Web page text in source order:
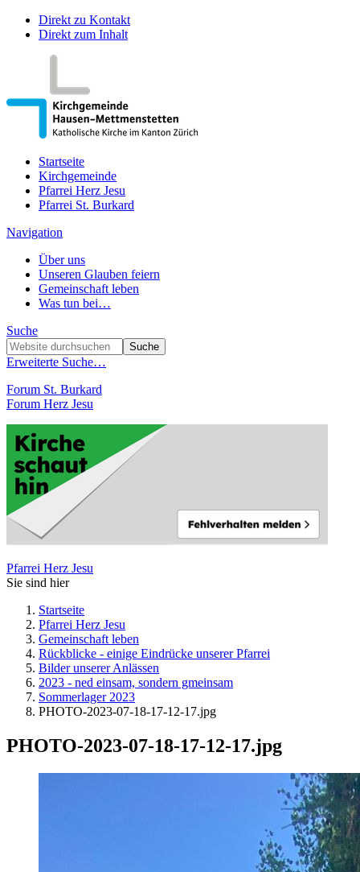
Direkt zu Kontakt
Direkt zum Inhalt
Startseite
Kirchgemeinde
Pfarrei Herz Jesu
Pfarrei St. Burkard
Navigation
Über uns
Unseren Glauben feiern
Gemeinschaft leben
Was tun bei…
Suche
Erweiterte Suche…
Forum St. Burkard
Forum Herz Jesu
Pfarrei Herz Jesu
Sie sind hier
Startseite
Pfarrei Herz Jesu
Gemeinschaft leben
Rückblicke - einige Eindrücke unserer Pfarrei
Bilder unserer Anlässen
2023 - ned einsam, sondern gmeinsam
Sommerlager 2023
PHOTO-2023-07-18-17-12-17.jpg
PHOTO-2023-07-18-17-12-17.jpg